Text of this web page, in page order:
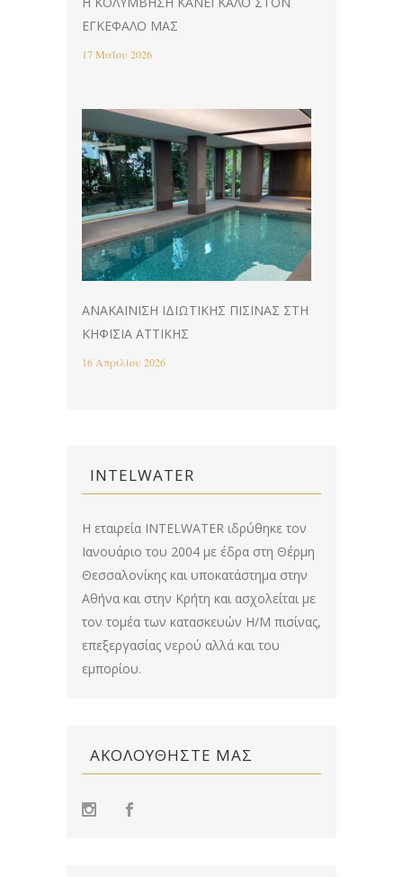
ΕΓΚΈΦΑΛΌ ΜΑΣ
17 Μαΐου 2026
ΑΝΑΚΑΊΝΙΣΗ ΙΔΙΩΤΙΚΉΣ ΠΙΣΊΝΑΣ ΣΤΗ
ΚΗΦΙΣΙΆ ΑΤΤΙΚΉΣ
16 Απριλίου 2026
INTELWATER
Η εταιρεία INTELWATER ιδρύθηκε τον
Ιανουάριο του 2004 με έδρα στη Θέρμη
Θεσσαλονίκης και υποκατάστημα στην
Αθήνα και στην Κρήτη και ασχολείται με
τον τομέα των κατασκευών Η/Μ πισίνας,
επεξεργασίας νερού αλλά και του
εμπορίου.
ΑΚΟΛΟΥΘΉΣΤΕ ΜΑΣ